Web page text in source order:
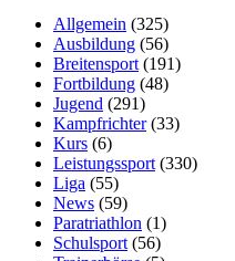
Allgemein (325)
Ausbildung (56)
Breitensport (191)
Fortbildung (48)
Jugend (291)
Kampfrichter(33)
Kurs (6)
Leistungssport (330)
Liga (55)
News (59)
Paratriathlon (1)
Schulsport (56)